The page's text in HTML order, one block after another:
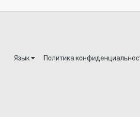
Язык Политика